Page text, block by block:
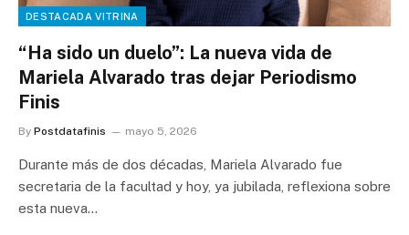
DESTACADA VITRINA
“Ha sido un duelo”: La nueva vida de
Mariela Alvarado tras dejar Periodismo
Finis
By Postdatafinis mayo 5, 2026
Durante más de dos décadas, Mariela Alvarado fue
secretaria de la facultad y hoy, ya jubilada, reflexiona sobre
esta nueva…